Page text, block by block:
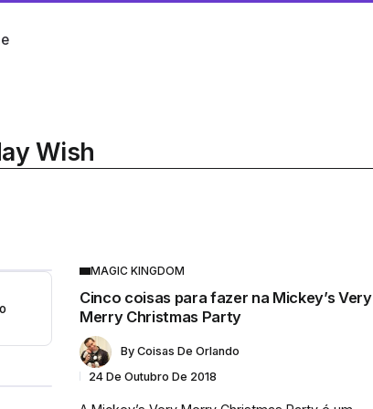
Wish
MAGIC KINGDOM
Cinco coisas para fazer na Mickey’s Very
Merry Christmas Party
By Coisas De Orlando
24 De Outubro De 2018